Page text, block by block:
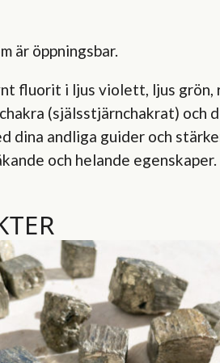
är öppningsbar.
fluorit i ljus violett, ljus
(själsstjärnchakrat)
andliga guider och
och helande egenskaper.